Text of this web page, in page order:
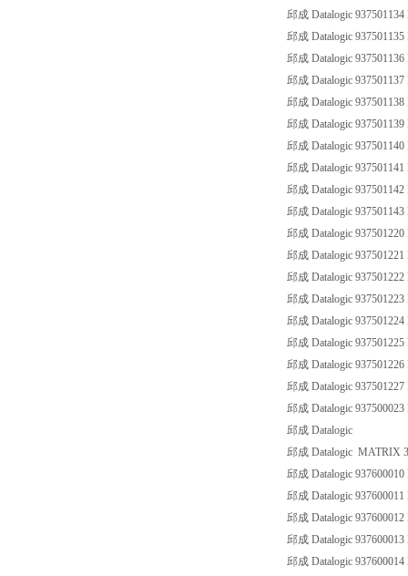
邱成 Datalogic
邱成 Datalogic
邱成 Datalogic
邱成 Datalogic
邱成 Datalogic
邱成 Datalogic
邱成 Datalogic
邱成 Datalogic
邱成 Datalogic
邱成 Datalogic
邱成 Datalogic
邱成 Datalogic
邱成 Datalogic
邱成 Datalogic
邱成 Datalogic
邱成 Datalogic
邱成 Datalogic
邱成 Datalogic
邱成 Datalogic
邱成 Datalogic
邱成 Datalogic MATRIX
邱成 Datalogic
邱成 Datalogic
邱成 Datalogic
邱成 Datalogic
邱成 Datalogic